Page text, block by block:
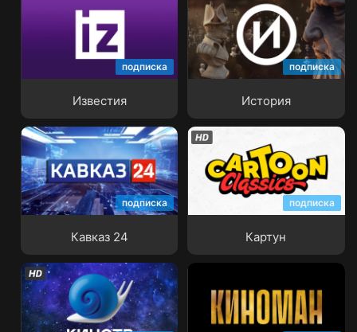
подписка
Известия
подписка
История
История
подписка
Кавказ 24
Кавказ 24
подписка
Картун